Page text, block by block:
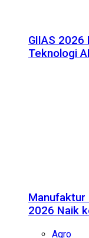
GIIAS 2026
Teknologi
Manufaktur
2026 Naik
Agro